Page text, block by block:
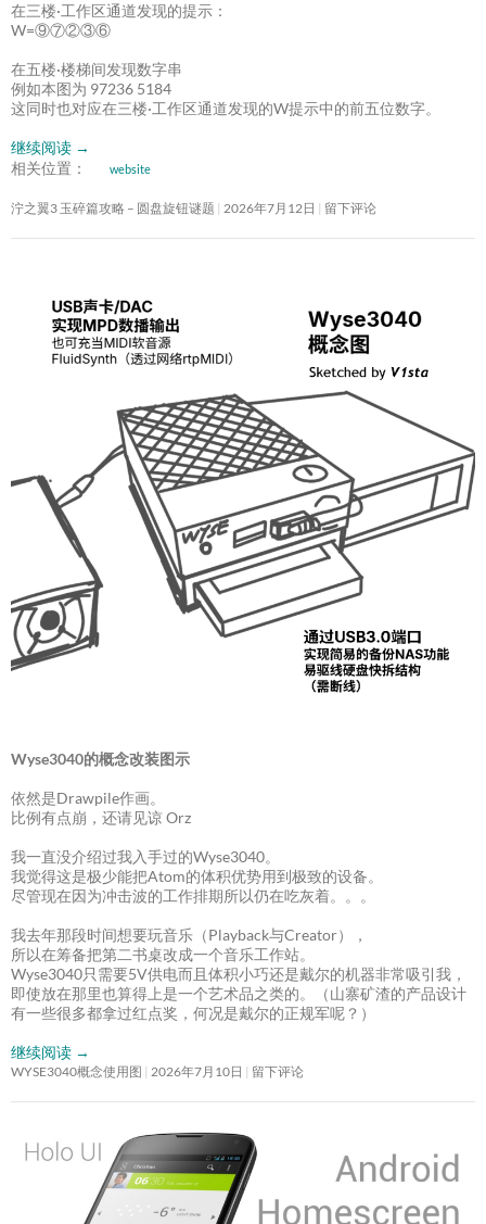
在三楼·工作区通道发现的提示：
W=⑨⑦②③⑥
在五楼·楼梯间发现数字串
例如本图为 97236 5184
这同时也对应在三楼·工作区通道发现的W提示中的前五位数字。
继续阅读 →
相关位置：
website
泞之翼3 玉碎篇攻略 – 圆盘旋钮谜题 2026年7月12日 留下评论
Wyse3040的概念改装图示
依然是Drawpile作画。
比例有点崩，还请见谅 Orz
我一直没介绍过我入手过的Wyse3040。
我觉得这是极少能把Atom的体积优势用到极致的设备。
尽管现在因为冲击波的工作排期所以仍在吃灰着。。。
我去年那段时间想要玩音乐（Playback与Creator），
所以在筹备把第二书桌改成一个音乐工作站。
Wyse3040只需要5V供电而且体积小巧还是戴尔的机器非常吸引我，
即使放在那里也算得上是一个艺术品之类的。（山寨矿渣的产品设计
有一些很多都拿过红点奖，何况是戴尔的正规军呢？）
继续阅读 →
WYSE3040概念使用图 2026年7月10日 留下评论